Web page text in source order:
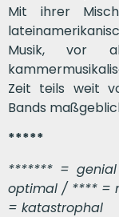
Mit ihrer
Musik, vor
Zeit teils weit
Bands
*****
******* =
optimal / **** =
= katastrophal